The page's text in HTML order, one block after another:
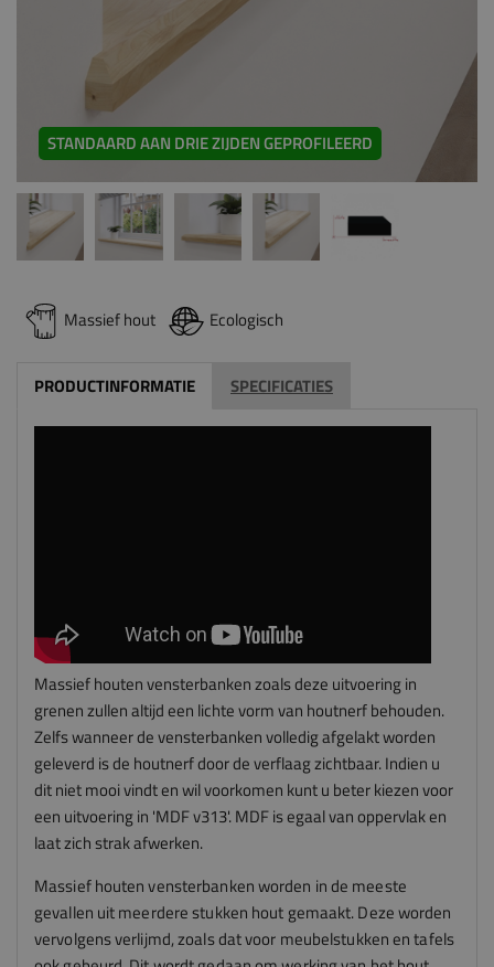
STANDAARD AAN DRIE ZIJDEN GEPROFILEERD
Massief hout Ecologisch
PRODUCTINFORMATIE SPECIFICATIES
Massief houten vensterbanken zoals deze uitvoering in
grenen zullen altijd een lichte vorm van houtnerf behouden.
Zelfs wanneer de vensterbanken volledig afgelakt worden
geleverd is de houtnerf door de verflaag zichtbaar. Indien u
dit niet mooi vindt en wil voorkomen kunt u beter kiezen voor
een uitvoering in 'MDF v313'. MDF is egaal van oppervlak en
laat zich strak afwerken.
Massief houten vensterbanken worden in de meeste
gevallen uit meerdere stukken hout gemaakt. Deze worden
vervolgens verlijmd, zoals dat voor meubelstukken en tafels